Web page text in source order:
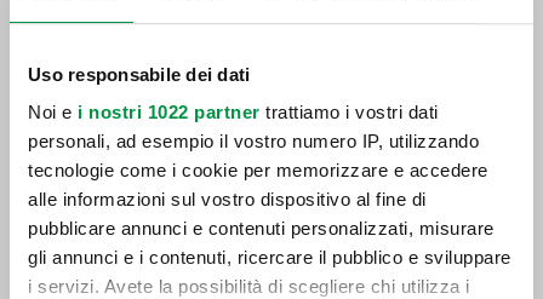
Uso responsabile dei dati
Noi e i nostri 1022 partner trattiamo i vostri dati
personali, ad esempio il vostro numero IP, utilizzando
tecnologie come i cookie per memorizzare e accedere
alle informazioni sul vostro dispositivo al fine di
pubblicare annunci e contenuti personalizzati, misurare
gli annunci e i contenuti, ricercare il pubblico e sviluppare
i servizi. Avete la possibilità di scegliere chi utilizza i
Come caricare una caravan